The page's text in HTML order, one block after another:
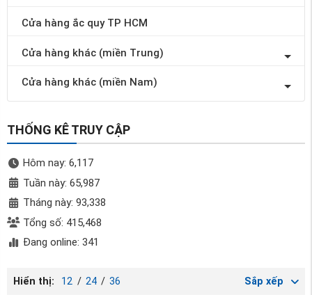
Cửa hàng ắc quy TP HCM
Cửa hàng khác (miền Trung)
Cửa hàng khác (miền Nam)
THỐNG KÊ TRUY CẬP
Hôm nay: 6,117
Tuần này: 65,987
Tháng này: 93,338
Tổng số: 415,468
Đang online: 341
Hiển thị: 12 / 24 / 36 Sắp xếp